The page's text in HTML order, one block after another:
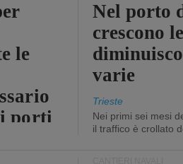
le
porti
Nel porto
crescono
varie
Trieste
Nei primi sei mesi
il traffico è crollato